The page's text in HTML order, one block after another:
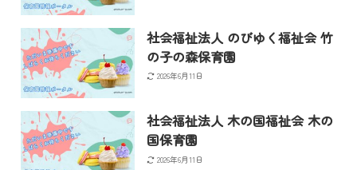
社会福祉法人 のびゆく福祉会 竹
の子の森保育園
2026年6月11日
社会福祉法人 木の国福祉会 木の
国保育園
2026年6月11日